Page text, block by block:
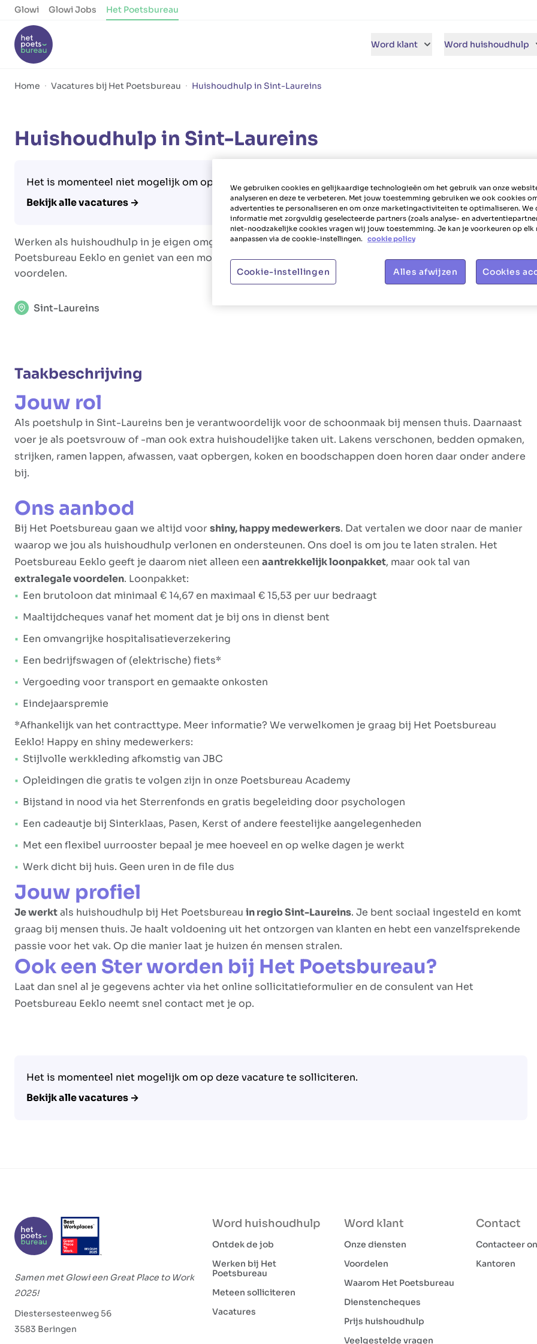
Glowi Glowi Jobs Het Poetsbureau
Word klant Word huishoudhulp
Home Vacatures bij Het Poetsbureau Huishoudhulp in Sint-Laureins
Huishoudhulp in Sint-Laureins
Het is momenteel niet mogelijk om op deze vacature te solliciteren.
Bekijk alle vacatures →
Werken als huishoudhulp in je eigen omgeving? Het kan! Solliciteer nu bij Het
Poetsbureau Eeklo en geniet van een mooi verloningspakket met tal van
voordelen.
Sint-Laureins
Taakbeschrijving
Jouw rol
Als poetshulp in Sint-Laureins ben je verantwoordelijk voor de schoonmaak bij mensen thuis. Daarnaast
voer je als poetsvrouw of -man ook extra huishoudelijke taken uit. Lakens verschonen, bedden opmaken,
strijken, ramen lappen, afwassen, vaat opbergen, koken en boodschappen doen horen daar onder andere
bij.
Ons aanbod
Bij Het Poetsbureau gaan we altijd voorshiny, happy medewerkers. Dat vertalen we door naar de manier
waarop we jou als huishoudhulp verlonen en ondersteunen. Ons doel is om jou te laten stralen. Het
Poetsbureau Eeklo geeft je daarom niet alleen een aantrekkelijk loonpakket, maar ook tal van
extralegale voordelen. Loonpakket:
Een brutoloon dat minimaal € 14,67 en maximaal € 15,53 per uur bedraagt
Maaltijdcheques vanaf het moment dat je bij ons in dienst bent
Een omvangrijke hospitalisatieverzekering
Een bedrijfswagen of (elektrische) fiets*
Vergoeding voor transport en gemaakte onkosten
Eindejaarspremie
*Afhankelijk van het contracttype. Meer informatie? We verwelkomen je graag bij Het Poetsbureau
Eeklo! Happy en shiny medewerkers:
Stijlvolle werkkleding afkomstig van JBC
Opleidingen die gratis te volgen zijn in onze Poetsbureau Academy
Bijstand in nood via het Sterrenfonds en gratis begeleiding door psychologen
Een cadeautje bij Sinterklaas, Pasen, Kerst of andere feestelijke aangelegenheden
Met een flexibel uurrooster bepaal je mee hoeveel en op welke dagen je werkt
Werk dicht bij huis. Geen uren in de file dus
Jouw profiel
Je werktals huishoudhulp bij Het Poetsbureau in regio Sint-Laureins. Je bent sociaal ingesteld en komt
graag bij mensen thuis. Je haalt voldoening uit het ontzorgen van klanten en hebt een vanzelfsprekende
passie voor het vak. Op die manier laat je huizen én mensen stralen.
Ook een Ster worden bij Het Poetsbureau?
Laat dan snel al je gegevens achter via het online sollicitatieformulier en de consulent van Het
Poetsbureau Eeklo neemt snel contact met je op.
Het is momenteel niet mogelijk om op deze vacature te solliciteren.
Bekijk alle vacatures →
Samen met Glowi een Great Place to Work
2025!
Diestersesteenweg 56
3583 Beringen
Word huishoudhulp
Ontdek de job
Werken bij Het
Poetsbureau
Meteen solliciteren
Vacatures
Word klant
Onze diensten
Voordelen
Waarom Het Poetsbureau
Dienstencheques
Prijs huishoudhulp
Veelgestelde vragen
Contact
Contacteer
Kantoren
We gebruiken cookies en gelijkaardige technologieën om het gebruik van onze
analyseren en deze te verbeteren. Met jouw toestemming gebruiken we ook cookies
advertenties te personaliseren en om onze marketingactiviteiten te optimaliseren. We
informatie met zorgvuldig geselecteerde partners (zoals analyse- en
niet-noodzakelijke cookies vragen wij jouw toestemming. Je kan je voorkeuren op elk
aanpassen via de cookie-instellingen. cookie policy
Alles afwijzen Cookies
Cookie-instellingen